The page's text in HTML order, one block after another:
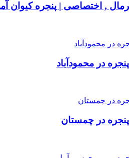
, اختصاصی | پنجره کیوان
در محمودآباد
در چمستان